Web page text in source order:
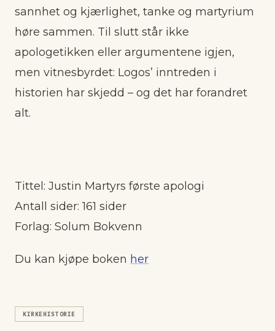
sannhet og kjærlighet, tanke og martyrium
høre sammen. Til slutt står ikke
apologetikken eller argumentene igjen,
men vitnesbyrdet: Logos’ inntreden i
historien har skjedd – og det har forandret
alt.
Tittel: Justin Martyrs første apologi
Antall sider: 161 sider
Forlag: Solum Bokvenn
Du kan kjøpe boken her
KIRKEHISTORIE